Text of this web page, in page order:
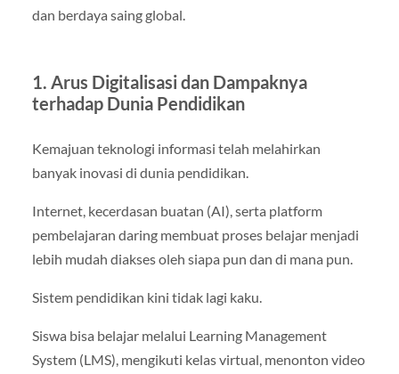
dan berdaya saing global.
1. Arus Digitalisasi dan Dampaknya
terhadap Dunia Pendidikan
Kemajuan teknologi informasi telah melahirkan
banyak inovasi di dunia pendidikan.
Internet, kecerdasan buatan (AI), serta platform
pembelajaran daring membuat proses belajar menjadi
lebih mudah diakses oleh siapa pun dan di mana pun.
Sistem pendidikan kini tidak lagi kaku.
Siswa bisa belajar melalui Learning Management
System (LMS), mengikuti kelas virtual, menonton video